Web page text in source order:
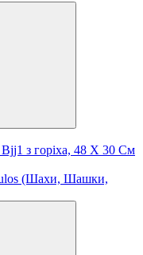
з горіха, 48 Х 30 См